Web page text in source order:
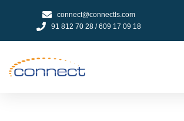
connect@connectls.com
91 812 70 28 / 609 17 09 18